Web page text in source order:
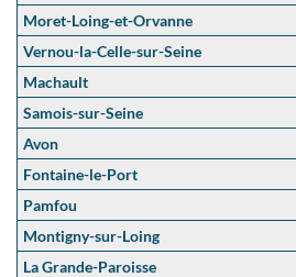
Moret-Loing-et-Orvanne
Vernou-la-Celle-sur-Seine
Machault
Samois-sur-Seine
Avon
Fontaine-le-Port
Pamfou
Montigny-sur-Loing
La Grande-Paroisse